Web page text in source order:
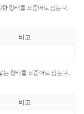
한 형태를 표준어로 삼는다.
비고
는 형태를 표준어로 삼는다.
비고